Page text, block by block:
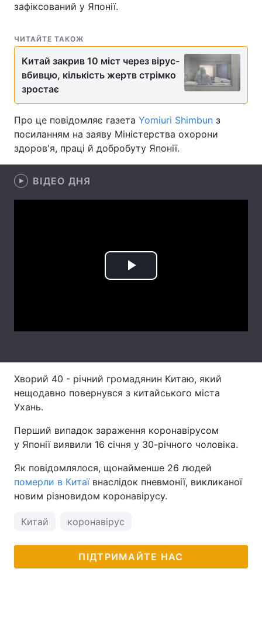
Економіка
Спорт Наука
Техно і зв'язок
Зброя Інциденти
Здоров'я Туризм
Цікавинки
Екологія Регіони
Статті
Послуги
Тема оформлення
зафіксований у Японії.
ЧИТАЙТЕ ТАКОЖ
Китай закрив 10 міст через вірус-
вбивцю, кількість жертв стрімко
зростає
Про це повідомляє газета Yomiuri Shimbun з
посиланням на заяву Міністерства охорони
здоров'я, праці й добробуту Японії.
ВІДЕО ДНЯ
Play
Хворий 40 - річний громадянин Китаю, який
нещодавно повернувся з китайського міста
Ухань.
Перший випадок зараження коронавірусом
у Японії виявили 16 січня у 30-річного чоловіка.
Як повідомлялося, щонайменше 26 людей
померли в Китаївнаслідок пневмонії, викликаної
новим різновидом коронавірусу.
Китай коронавірус
ПІДТРИМАЙТЕ НАС